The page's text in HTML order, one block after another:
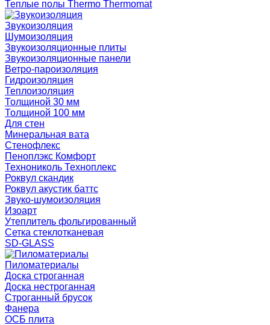
Теплые полы Thermo Thermomat
Звукоизоляция
Шумоизоляция
Звукоизоляционные плиты
Звукоизоляционные панели
Ветро-пароизоляция
Гидроизоляция
Теплоизоляция
Толщиной 30 мм
Толщиной 100 мм
Для стен
Минеральная вата
Стенофлекс
Пеноплэкс Комфорт
Технониколь Техноплекс
Роквул скандик
Роквул акустик баттс
Звуко-шумоизоляция
Изоарт
Утеплитель фольгированный
Сетка стеклотканевая
SD-GLASS
Пиломатериалы
Доска строганная
Доска нестроганная
Строганный брусок
Фанера
ОСБ плита